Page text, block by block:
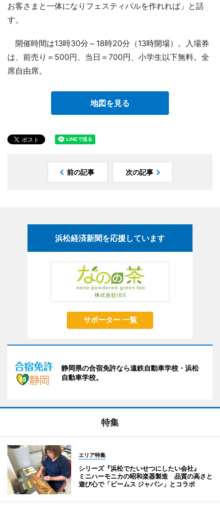
お客さまと一体になりフェスティバルを作れれば」と話
す。
開催時間は13時30分～18時20分（13時開場）。入場券
は、前売り＝500円、当日＝700円、小学生以下無料。全
席自由席。
地図を見る
前の記事 次の記事
浜松経済新聞を応援しています
サポーター 一覧
静岡県の合宿免許なら遠鉄自動車学校・浜松
自動車学校。
特集
エリア特集
シリーズ『浜松でたいせつにしたい会社』
ミニハーモニカの昭和楽器製造 品質の高さと
遊び心で「ビームス ジャパン」とコラボ